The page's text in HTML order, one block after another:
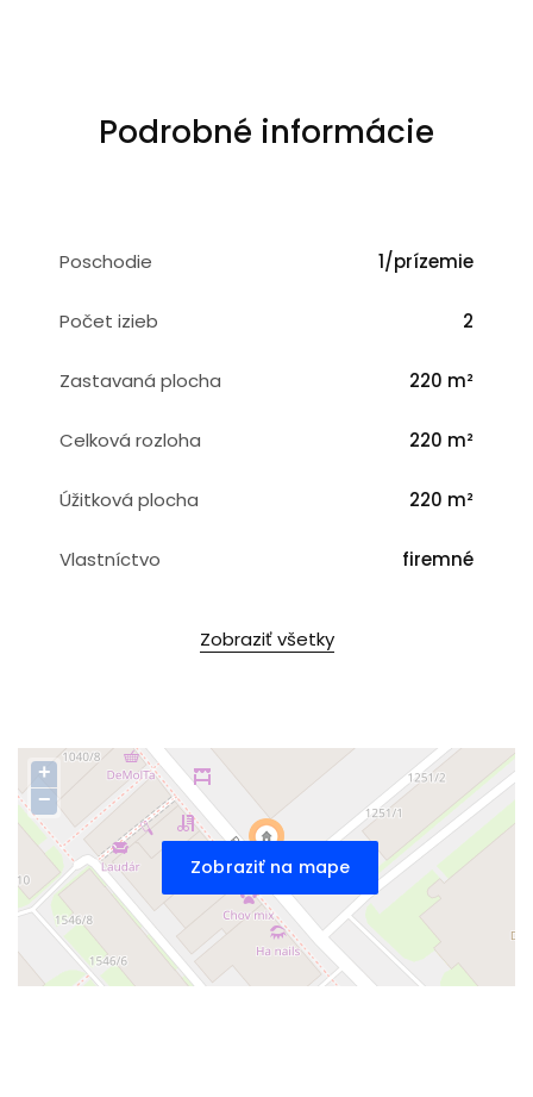
Podrobné informácie
Poschodie 1/prízemie
Počet izieb 2
Zastavaná plocha 220 m²
Celková rozloha 220 m²
Úžitková plocha 220 m²
Vlastníctvo firemné
Zobraziť všetky
Zobraziť na mape
+
−